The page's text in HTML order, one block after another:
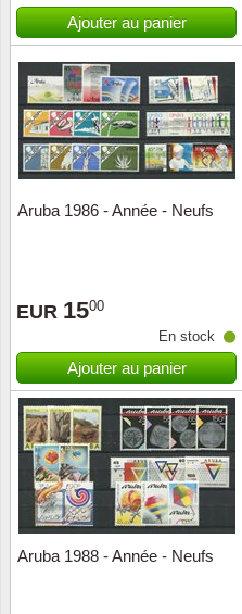
Ajouter au panier
Aruba 1986 - Année - Neufs
EUR 1500
En stock
Ajouter au panier
Aruba 1988 - Année - Neufs